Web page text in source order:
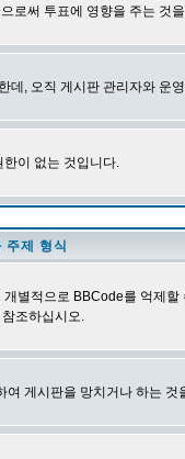
로써 투표에 영향을 주는 것
, 오직 게시판 관리자와 운
이 없는 것입니다.
주제 형식
적으로 BBCode를 억제
조하십시오.
게시판을 망치거나 하는 것